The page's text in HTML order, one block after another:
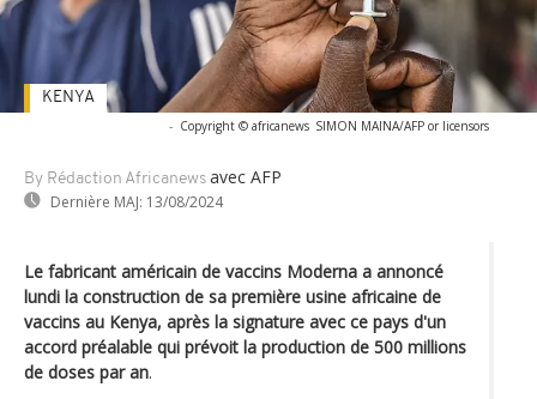
- Copyright © africanews SIMON MAINA/AFP or licensors
By Rédaction Africanews avec AFP
Dernière MAJ: 13/08/2024
KENYA
Le fabricant américain de vaccins Moderna a annoncé
lundi la construction de sa première usine africaine de
vaccins au Kenya, après la signature avec ce pays d'un
accord préalable qui prévoit la production de 500 millions
de doses par an.